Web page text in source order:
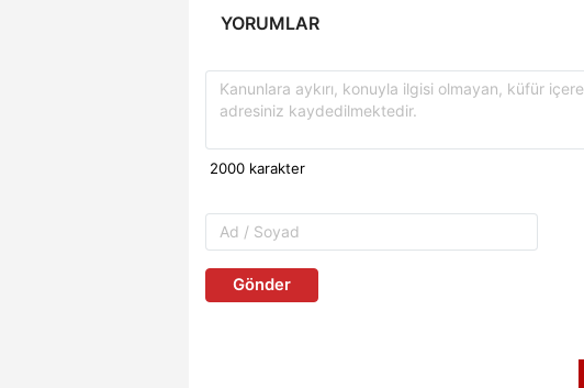
YORUMLAR
Gönder